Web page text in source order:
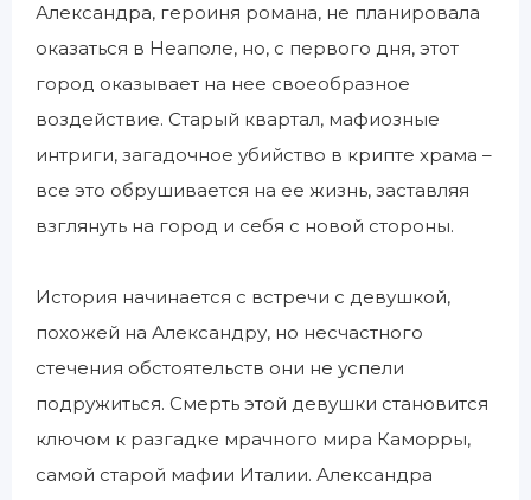
Александра, героиня романа, не планировала
оказаться в Неаполе, но, с первого дня, этот
город оказывает на нее своеобразное
воздействие. Старый квартал, мафиозные
интриги, загадочное убийство в крипте храма –
все это обрушивается на ее жизнь, заставляя
взглянуть на город и себя с новой стороны.
История начинается с встречи с девушкой,
похожей на Александру, но несчастного
стечения обстоятельств они не успели
подружиться. Смерть этой девушки становится
ключом к разгадке мрачного мира Каморры,
самой старой мафии Италии. Александра